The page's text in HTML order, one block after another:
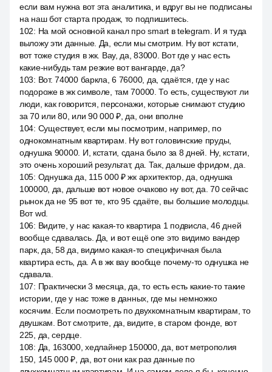
если вам нужна вот эта аналитика, и вдруг вы не подписаны
на наш бот старта продаж, то подпишитесь.
102: На мой основной канал про smart в telegram. И я туда
выложу эти данные. Да, если мы смотрим. Ну вот кстати,
вот тоже студия в жк. Вау, да, 83000. Вот где у нас есть
какие-нибудь там резкие вот вангарде, да?
103: Вот. 74000 баркла, 6 76000, да, сдаётся, где у нас
подороже в жк символе, там 70000. То есть, существуют ли
люди, как говорится, персонажи, которые снимают студию
за 70 или 80, или 90 000 ₽, да, они вполне
104: Существует, если мы посмотрим, например, по
однокомнатным квартирам. Ну вот головинские пруды,
однушка 90000. И, кстати, сдана было за 8 дней. Ну, кстати,
это очень хороший результат, да. Так, дальше фридом, да.
105: Однушка да, 115 000 ₽ жк архитектор, да, однушка
100000, да, дальше вот новое очаково ну вот, да. 70 сейчас
рынок да не 95 вот те, кто 95 сдаёте, вы большие молодцы.
Вот wd.
106: Видите, у нас какая-то квартира 1 подвисла, 46 дней
вообще сдавалась. Да, и вот ещё one это видимо вандер
парк, да, 58 да, видимо какая-то специфичная была
квартира есть, да. А в жк вау вообще почему-то однушка не
сдавала.
107: Практически 3 месяца, да, то есть есть какие-то такие
истории, где у нас тоже в данных, где мы немножко
косячим. Если посмотреть по двухкомнатным квартирам, то
двушкам. Вот смотрите, да, видите, в старом фонде, вот
225, да, сердце.
108: Да, 163000, хедлайнер 150000, да, вот метрополия
150, 145 000 ₽, да, вот они как раз данные по